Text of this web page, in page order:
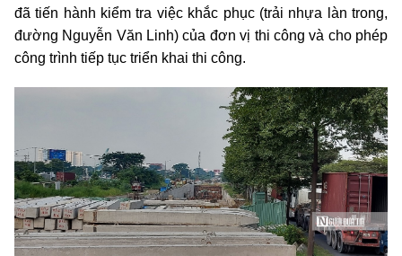
đã tiến hành kiểm tra việc khắc phục (trải nhựa làn trong,
đường Nguyễn Văn Linh) của đơn vị thi công và cho phép
công trình tiếp tục triển khai thi công.